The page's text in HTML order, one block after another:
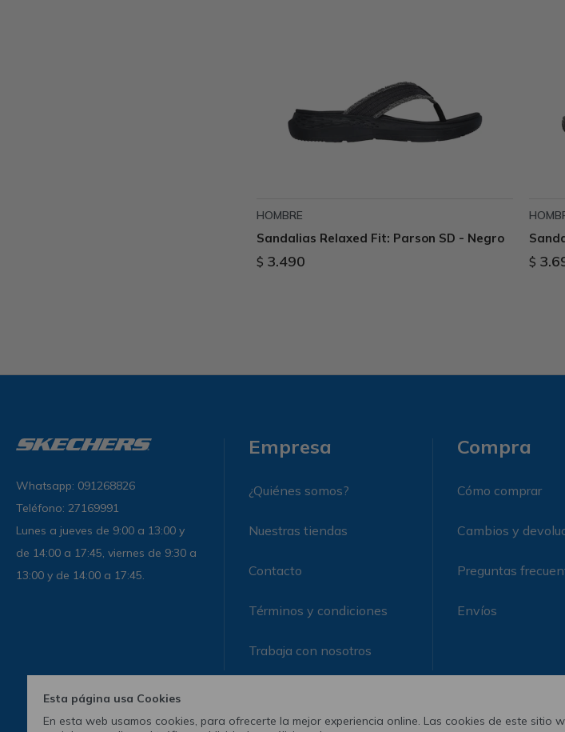
Esta página usa Cookies
En esta web usamos cookies, para ofrecerte la mejor experiencia online. Las cookies de este
HOMBRE
Sandalias Relaxed Fit: Parson SD - Negro
$ 3.490 $
Whatsapp: 091268826
Teléfono: 27169991
Lunes a jueves de 9:00 a 13:00 y
de 14:00 a 17:45, viernes de 9:30 a
13:00 y de 14:00 a 17:45.
Empresa
¿Quiénes somos?
Nuestras tiendas
Contacto
Términos y condiciones
Trabaja con nosotros
Compra
Cómo comprar
Cambios y
Preguntas
Envíos